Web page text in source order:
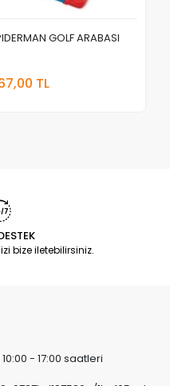
GOLF ARABASI
TL
bize iletebilirsiniz.
- 17:00 saatleri